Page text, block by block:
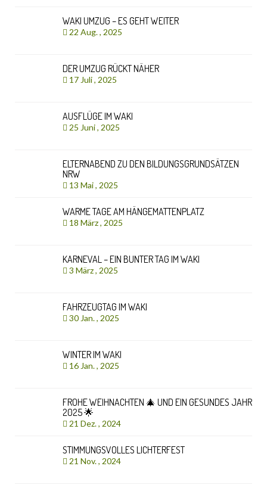
WAKI UMZUG – ES GEHT WEITER
22 Aug. , 2025
DER UMZUG RÜCKT NÄHER
17 Juli , 2025
AUSFLÜGE IM WAKI
25 Juni , 2025
ELTERNABEND ZU DEN BILDUNGSGRUNDSÄTZEN
NRW
13 Mai , 2025
WARME TAGE AM HÄNGEMATTENPLATZ
18 März , 2025
KARNEVAL – EIN BUNTER TAG IM WAKI
3 März , 2025
FAHRZEUGTAG IM WAKI
30 Jan. , 2025
WINTER IM WAKI
16 Jan. , 2025
FROHE WEIHNACHTEN 🎄 UND EIN GESUNDES JAHR
2025 🌟
21 Dez. , 2024
STIMMUNGSVOLLES LICHTERFEST
21 Nov. , 2024